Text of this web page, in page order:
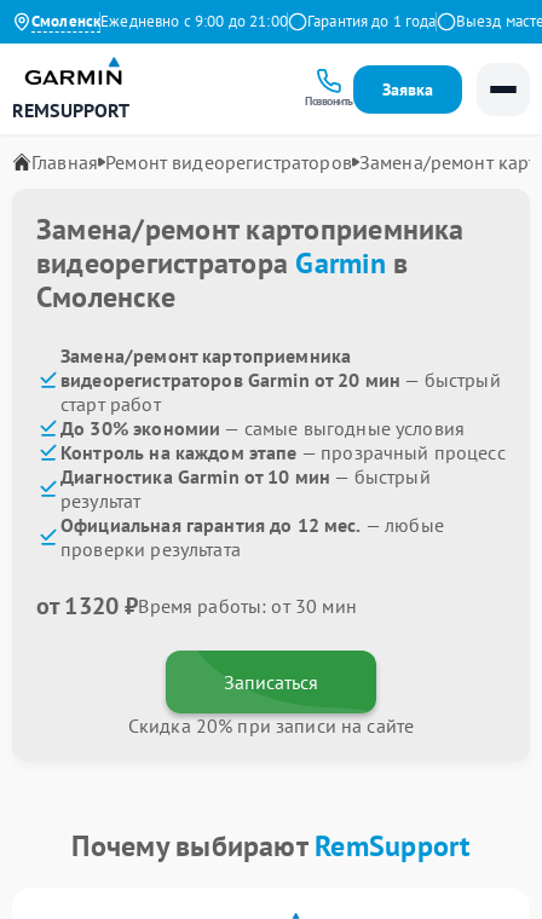
Смоленск
Яндекс Ежедневно с 9:00 до 21:00 Гарантия до 1 года Выезд мастера
REMSUPPORT Позвонить
Заявка
Главная Ремонт видеорегистраторов Замена/ремонт
Замена/ремонт картоприемника
видеорегистратора Garmin в
Смоленске
Замена/ремонт картоприемника
видеорегистраторов Garmin от 20 мин — быстрый
старт работ
До 30% экономии — самые выгодные условия
Контроль на каждом этапе — прозрачный процесс
Диагностика Garmin от 10 мин — быстрый
результат
Официальная гарантия до 12 мес. — любые
проверки результата
от 1320 ₽Время работы: от 30 мин
Записаться
Скидка 20% при записи на сайте
Почему выбираютRemSupport